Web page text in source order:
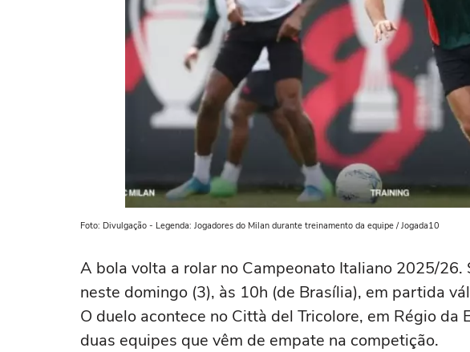
Foto: Divulgação - Legenda: Jogadores do Milan durante treinamento da equipe / Jogada10
A bola volta a rolar no Campeonato Italiano 2025/26.
neste domingo (3), às 10h (de Brasília), em partida
O duelo acontece no Città del Tricolore, em Régio da
duas equipes que vêm de empate na competição.